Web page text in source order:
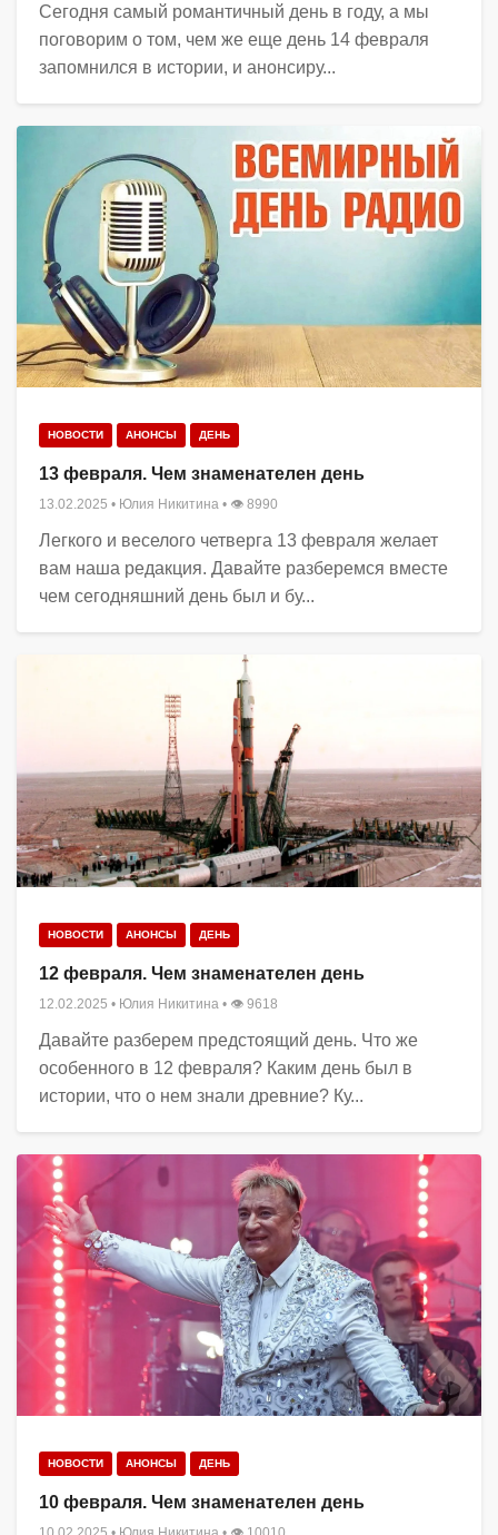
Сегодня самый романтичный день в году, а мы
поговорим о том, чем же еще день 14 февраля
запомнился в истории, и анонсиру...
НОВОСТИ АНОНСЫ ДЕНЬ
13 февраля. Чем знаменателен день
13.02.2025 • Юлия Никитина • 👁 8990
Легкого и веселого четверга 13 февраля желает
вам наша редакция. Давайте разберемся вместе
чем сегодняшний день был и бу...
НОВОСТИ АНОНСЫ ДЕНЬ
12 февраля. Чем знаменателен день
12.02.2025 • Юлия Никитина • 👁 9618
Давайте разберем предстоящий день. Что же
особенного в 12 февраля? Каким день был в
истории, что о нем знали древние? Ку...
НОВОСТИ АНОНСЫ ДЕНЬ
10 февраля. Чем знаменателен день